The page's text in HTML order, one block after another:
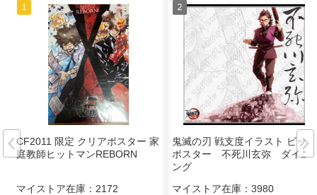
CF2011 限定 クリアポスター 家
庭教師ヒットマンREBORN
マイストア在庫： 2172
鬼滅の刃 戦支度イラスト ビッグ
ポスター 不死川玄弥 ダイニ
ング
マイストア在庫： 3980